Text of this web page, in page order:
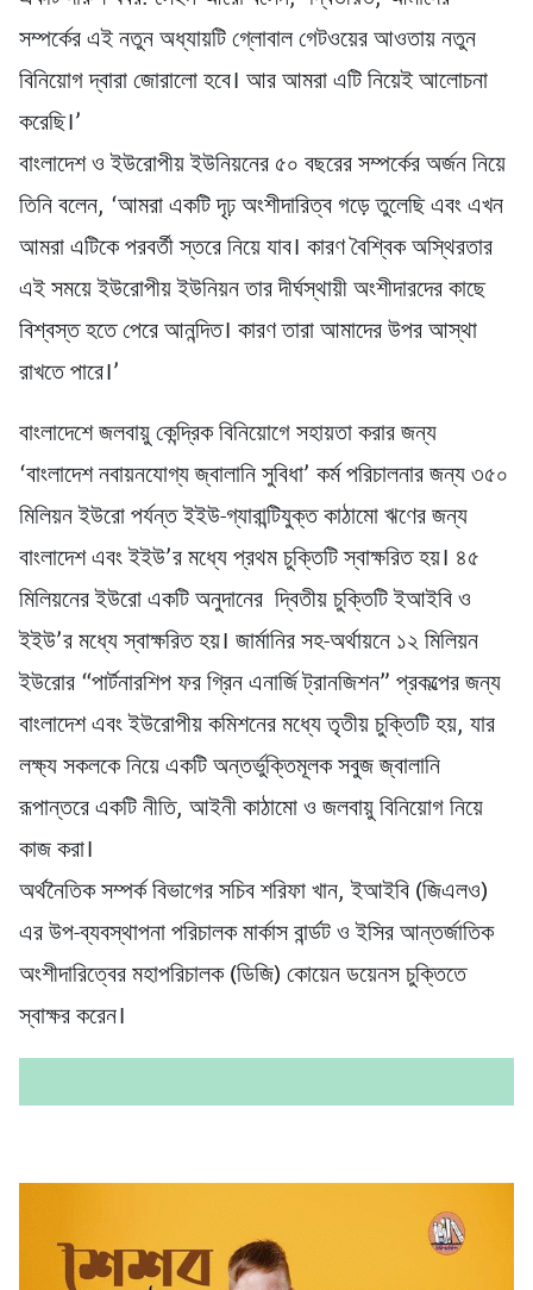
সম্পর্কের এই নতুন অধ্যায়টি গ্লোবাল গেটওয়ের আওতায় নতুন
বিনিয়োগ দ্বারা জোরালো হবে। আর আমরা এটি নিয়েই আলোচনা
করেছি।’
বাংলাদেশ ও ইউরোপীয় ইউনিয়নের ৫০ বছরের সম্পর্কের অর্জন নিয়ে
তিনি বলেন, ‘আমরা একটি দৃঢ় অংশীদারিত্ব গড়ে তুলেছি এবং এখন
আমরা এটিকে পরবর্তী স্তরে নিয়ে যাব। কারণ বৈশ্বিক অস্থিরতার
এই সময়ে ইউরোপীয় ইউনিয়ন তার দীর্ঘস্থায়ী অংশীদারদের কাছে
বিশ্বস্ত হতে পেরে আনন্দিত। কারণ তারা আমাদের উপর আস্থা
রাখতে পারে।’
বাংলাদেশে জলবায়ু কেন্দ্রিক বিনিয়োগে সহায়তা করার জন্য
‘বাংলাদেশ নবায়নযোগ্য জ্বালানি সুবিধা’ কর্ম পরিচালনার জন্য ৩৫০
মিলিয়ন ইউরো পর্যন্ত ইইউ-গ্যারান্টিযুক্ত কাঠামো ঋণের জন্য
বাংলাদেশ এবং ইইউ’র মধ্যে প্রথম চুক্তিটি স্বাক্ষরিত হয়। ৪৫
মিলিয়নের ইউরো একটি অনুদানের দ্বিতীয় চুক্তিটি ইআইবি ও
ইইউ’র মধ্যে স্বাক্ষরিত হয়। জার্মানির সহ-অর্থায়নে ১২ মিলিয়ন
ইউরোর “পার্টনারশিপ ফর গ্রিন এনার্জি ট্রানজিশন” প্রকল্পের জন্য
বাংলাদেশ এবং ইউরোপীয় কমিশনের মধ্যে তৃতীয় চুক্তিটি হয়, যার
লক্ষ্য সকলকে নিয়ে একটি অন্তর্ভুক্তিমূলক সবুজ জ্বালানি
রূপান্তরে একটি নীতি, আইনী কাঠামো ও জলবায়ু বিনিয়োগ নিয়ে
কাজ করা।
অর্থনৈতিক সম্পর্ক বিভাগের সচিব শরিফা খান, ইআইবি (জিএলও)
এর উপ-ব্যবস্থাপনা পরিচালক মার্কাস বার্ন্ডট ও ইসির আন্তর্জাতিক
অংশীদারিত্বের মহাপরিচালক (ডিজি) কোয়েন ডয়েনস চুক্তিতে
স্বাক্ষর করেন।